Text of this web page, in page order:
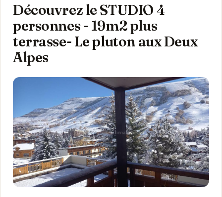
Découvrez le STUDIO 4
personnes - 19m2 plus
terrasse- Le pluton aux Deux
Alpes